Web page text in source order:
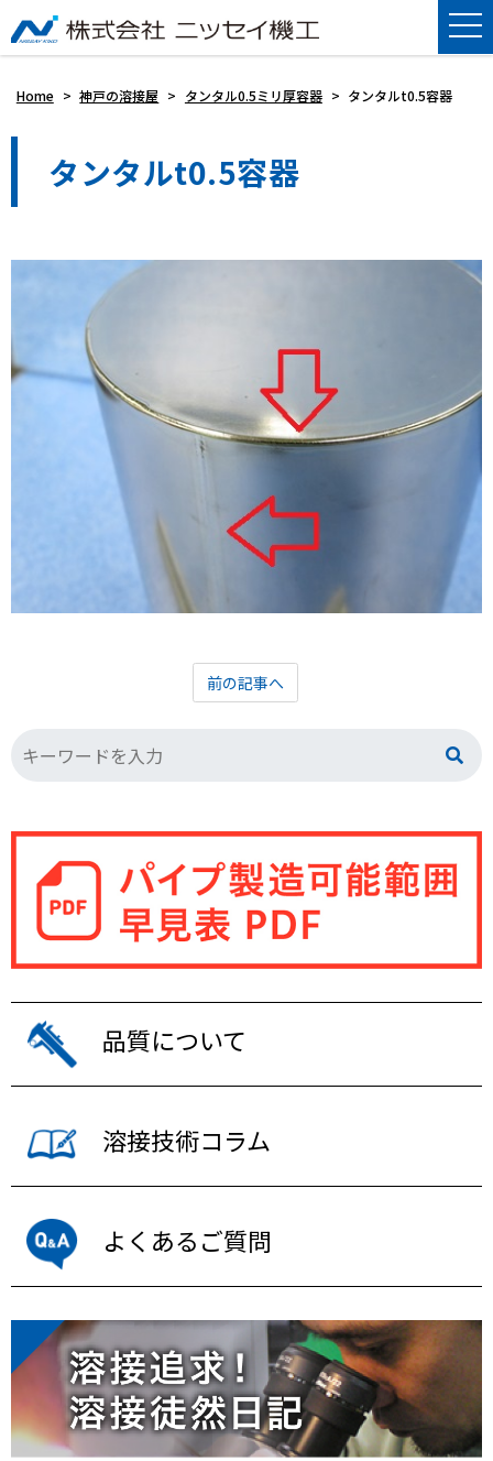
Home > 神戸の溶接屋 > タンタル0.5ミリ厚容器 > タンタルt0.5容器
タンタルt0.5容器
前の記事へ
品質について
溶接技術コラム
よくあるご質問